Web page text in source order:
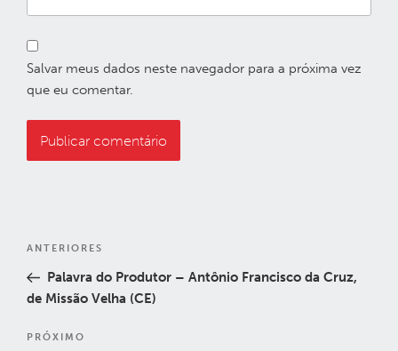
Salvar meus dados neste navegador para a próxima vez
que eu comentar.
Navegação
Post
Post
anterior
ANTERIORES
Palavra do Produtor – Antônio Francisco da Cruz,
de Missão Velha (CE)
Próximo
PRÓXIMO